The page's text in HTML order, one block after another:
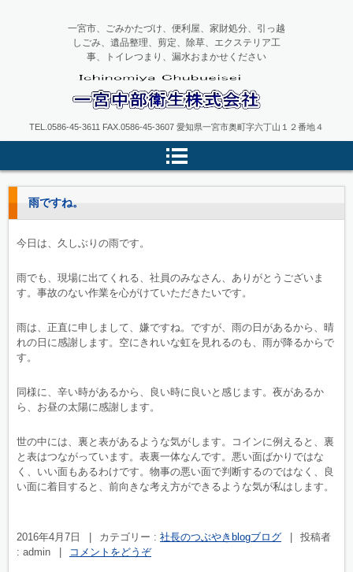
一宮中部衛生
一宮市、ごみかたづけ、便利屋、家財処分、引っ越
しごみ、遺品整理、剪定、除草、エクステリア工
事、トイレつまり、漏水おまかせください
TEL.0586-45-3611 FAX.0586-45-3607 愛知県一宮市奥町字六丁山１２番地４
雨ですね。
今日は、久しぶりの雨です。
雨でも、現場に出てくれる、社員のみなさん、ありがとうございま
す。事故のない作業を心がけていただきたいです。
雨は、正直に申しまして、嫌ですね。ですが、雨の日があるから、晴
れの日に感謝します。空にきれいな虹を見れるのも、雨が降るからで
す。
同様に、辛い時があるから、良い時に良いと感じます。夜があるか
ら、お昼の太陽に感謝します。
世の中には、裏と表があるような気がします。コインに例えると、裏
と表はつながっています。表裏一体なんです。悪い面ばかりではな
く、いい面もあるわけです。物事の悪い面で判断するのではなく、良
い面に着目すると、前向きな考え方ができるような気が私はします。
2016年4月7日 カテゴリー : 社長のつぶやきblogブログ
投稿者
: admin
コメントをどうぞ